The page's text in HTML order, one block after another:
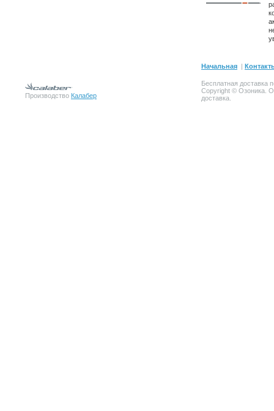
Начальная |
Производство Калабер
Бесплатная доставка
Copyright © Озоника.
доставка.